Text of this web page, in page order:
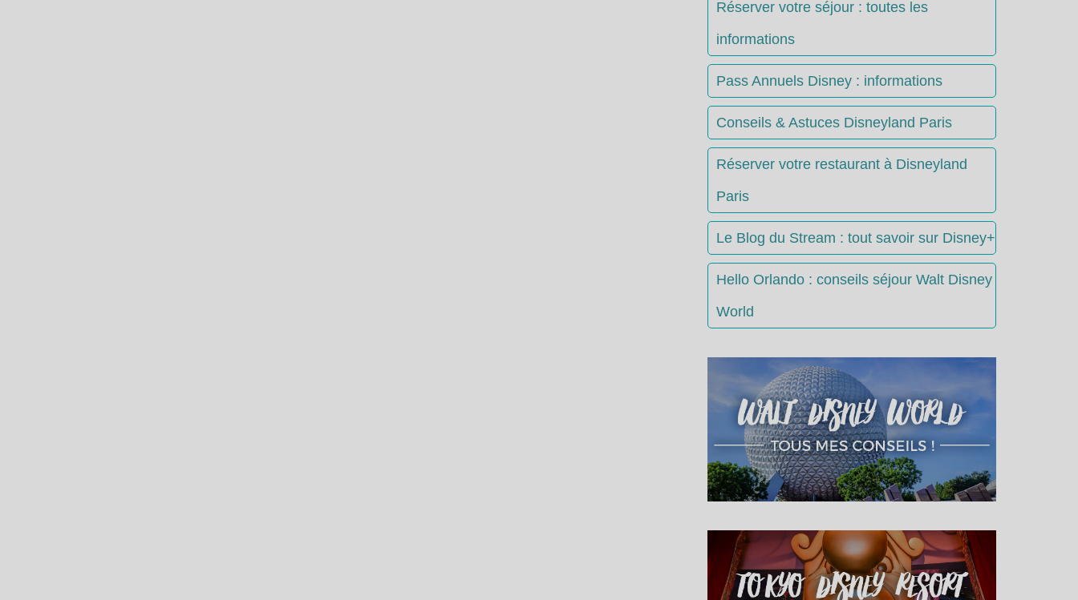
Réserver votre séjour : toutes les
informations
Pass Annuels Disney : informations
Conseils & Astuces Disneyland Paris
Réserver votre restaurant à Disneyland
Paris
Le Blog du Stream : tout savoir sur Disney+
Hello Orlando : conseils séjour Walt Disney
World